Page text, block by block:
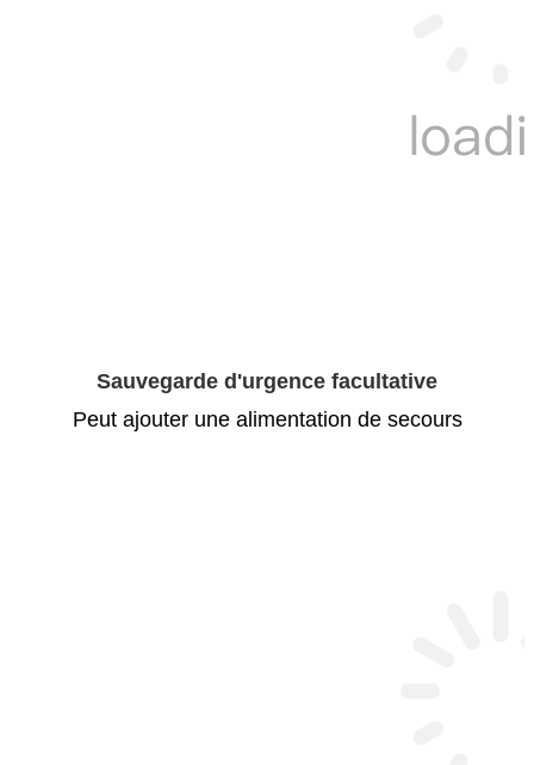
Sauvegarde d'urgence facultative
Peut ajouter une alimentation de secours